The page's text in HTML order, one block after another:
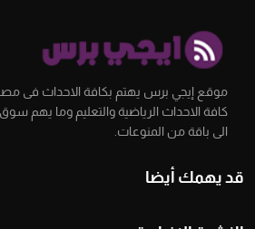
موقع إيجي برس يهتم بكافة الاحداث فى
كافة الاحداث الرياضية والتعليم وما يهم
الى باقة من المنوعات.
قد يهمك أيضا